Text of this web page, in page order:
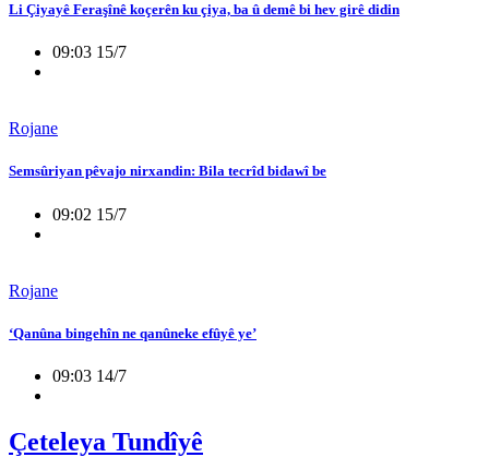
Li Çiyayê Feraşînê koçerên ku çiya, ba û demê bi hev girê didin
09:03 15/7
Rojane
Semsûriyan pêvajo nirxandin: Bila tecrîd bidawî be
09:02 15/7
Rojane
‘Qanûna bingehîn ne qanûneke efûyê ye’
09:03 14/7
Çeteleya Tundîyê